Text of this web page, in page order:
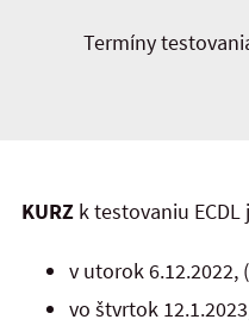
Termíny
KURZ k testovaniu
v utorok 6.12.2022,
vo štvrtok